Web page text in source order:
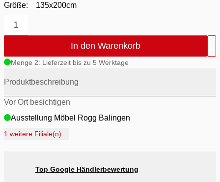
Größe: 135x200cm
1
In den Warenkorb
Menge 2: Lieferzeit bis zu 5 Werktage
Produktbeschreibung
Vor Ort besichtigen
Ausstellung Möbel Rogg Balingen
Ausstellung Rogg Discount Balingen
Ausstellung Möbel Rogg Reutlingen
1 weitere Filiale(n)
Top Google Händlerbewertung